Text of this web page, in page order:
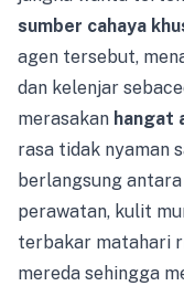
sumber cahaya
agen tersebut,
dan kelenjar
merasakan hangat
rasa tidak nyaman
berlangsung
perawatan, kulit
terbakar matahari
mereda sehingga